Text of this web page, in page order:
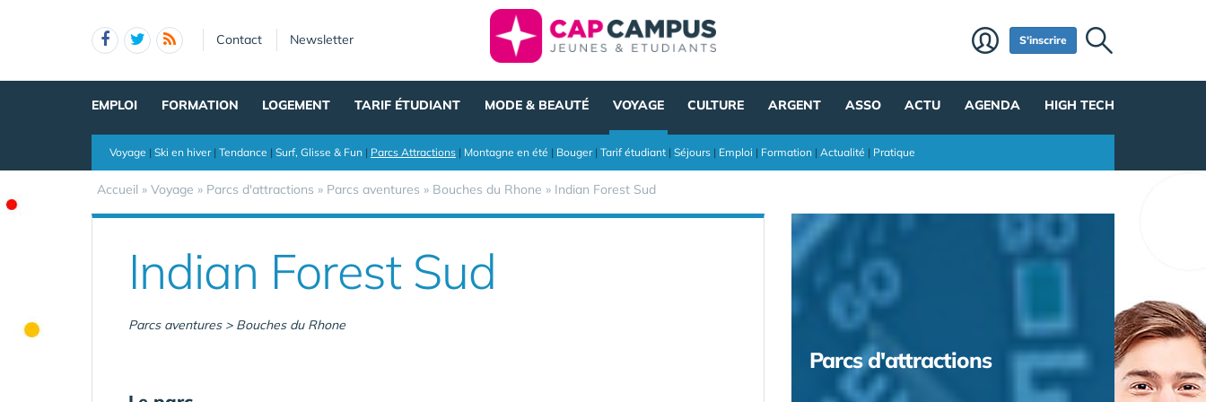
Contact Newsletter S'inscrire
EMPLOI FORMATION LOGEMENT TARIF ÉTUDIANT MODE & BEAUTÉ VOYAGE CULTURE ARGENT ASSO ACTU AGENDA HIGH TECH
Voyage | Ski en hiver| Tendance | Surf, Glisse & Fun | Parcs Attractions | Montagne en été | Bouger| Tarif étudiant | Séjours | Emploi | Formation | Actualité | Pratique
Accueil » Voyage » Parcs d'attractions » Parcs aventures » Bouches du Rhone » Indian Forest Sud
Indian Forest Sud
Parcs aventures > Bouches du Rhone
Parcs d'attractions